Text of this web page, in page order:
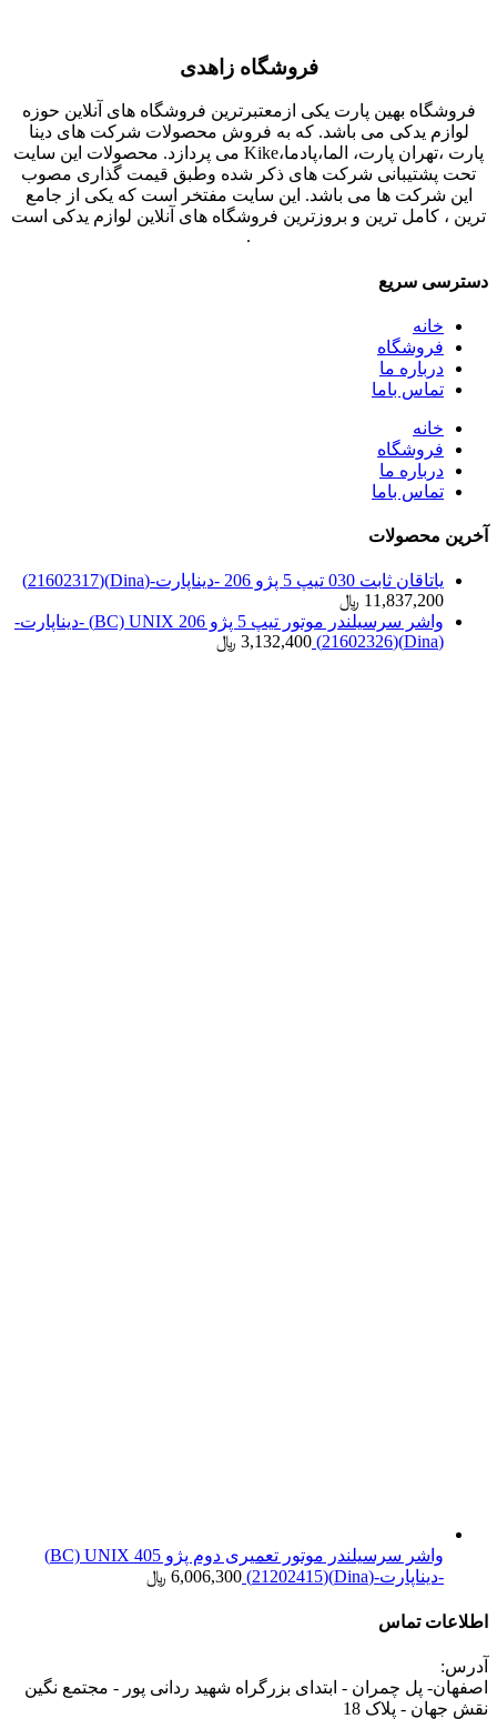
فروشگاه زاهدی
فروشگاه بهین پارت یکی ازمعتبرترین فروشگاه های آنلاین حوزه
لوازم یدکی می باشد. که به فروش محصولات شرکت های دینا
پارت ،تهران پارت، الما،پادما،Kike می پردازد. محصولات این سایت
تحت پشتیبانی شرکت های ذکر شده وطبق قیمت گذاری مصوب
این شرکت ها می باشد. این سایت مفتخر است که یکی از جامع
ترین ، کامل ترین و بروزترین فروشگاه های آنلاین لوازم یدکی است
.
دسترسی سریع
خانه
فروشگاه
درباره ما
تماس باما
خانه
فروشگاه
درباره ما
تماس باما
آخرین محصولات
یاتاقان ثابت 030 تیپ 5 پژو 206 -دیناپارت-(Dina)(21602317)
11,837,200 ﷼
واشر سرسیلندر موتور تیپ 5 پژو 206 BC) UNIX) -دیناپارت-
(Dina)(21602326)
3,132,400 ﷼
واشر سرسیلندر موتور تعمیری دوم پژو 405 BC) UNIX)
-دیناپارت-(Dina)(21202415)
6,006,300 ﷼
اطلاعات تماس
آدرس:
اصفهان- پل چمران - ابتدای بزرگراه شهید ردانی پور - مجتمع نگین
نقش جهان - پلاک 18